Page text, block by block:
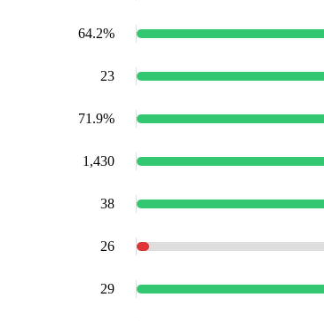
64.2%
23
71.9%
1,430
38
26
29